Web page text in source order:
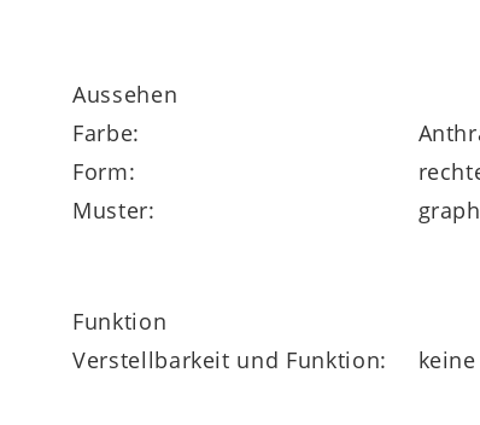
Aussehen
Farbe:
Form:
Muster:
Funktion
Verstellbarkeit und Funktion: